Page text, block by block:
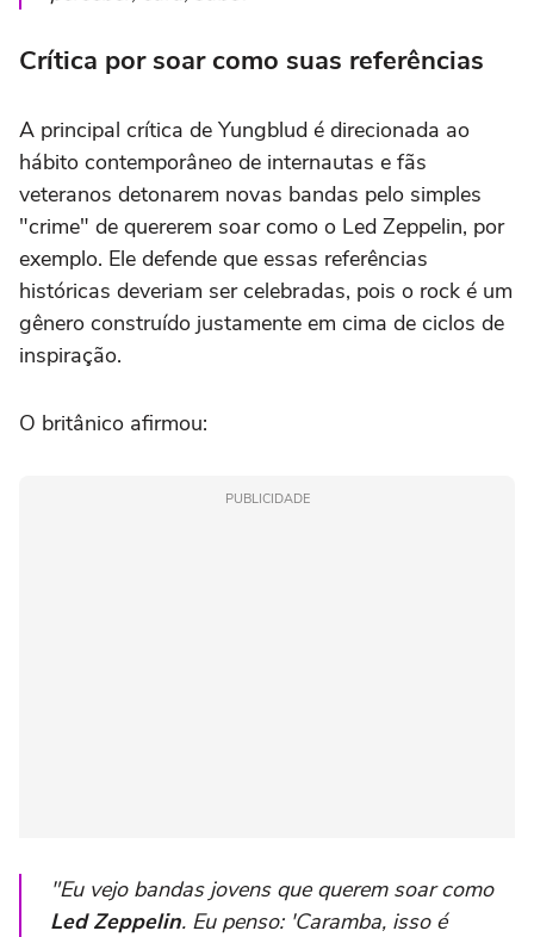
Crítica por soar como suas referências
A principal crítica de Yungblud é direcionada ao
hábito contemporâneo de internautas e fãs
veteranos detonarem novas bandas pelo simples
"crime" de quererem soar como o Led Zeppelin, por
exemplo. Ele defende que essas referências
históricas deveriam ser celebradas, pois o rock é um
gênero construído justamente em cima de ciclos de
inspiração.
O britânico afirmou:
PUBLICIDADE
"Eu vejo bandas jovens que querem soar como
Led Zeppelin. Eu penso: 'Caramba, isso é